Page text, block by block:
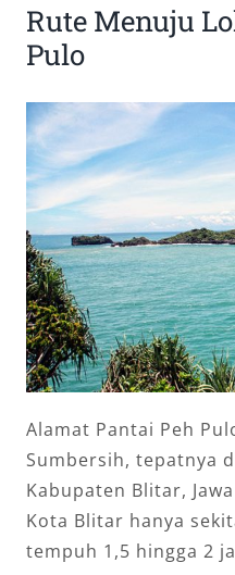
Rute Menuju
Pulo
Alamat Pantai Peh
Sumbersih, tepatnya
Kabupaten Blitar,
Kota Blitar hanya
tempuh 1,5 hingga 2